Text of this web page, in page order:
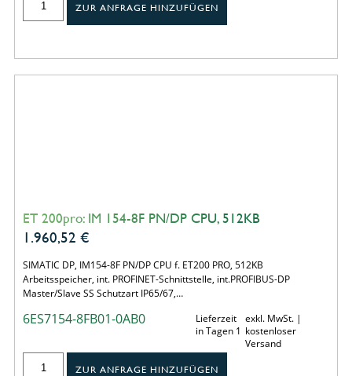
ZUR ANFRAGE HINZUFÜGEN
ET 200pro: IM 154-8F PN/DP CPU, 512KB
1.960,52 €
SIMATIC DP, IM154-8F PN/DP CPU f. ET200 PRO, 512KB
Arbeitsspeicher, int. PROFINET-Schnittstelle, int.PROFIBUS-DP
Master/Slave SS Schutzart IP65/67,…
6ES7154-8FB01-0AB0
Lieferzeit
in Tagen 1
exkl. MwSt. |
kostenloser
Versand
ZUR ANFRAGE HINZUFÜGEN